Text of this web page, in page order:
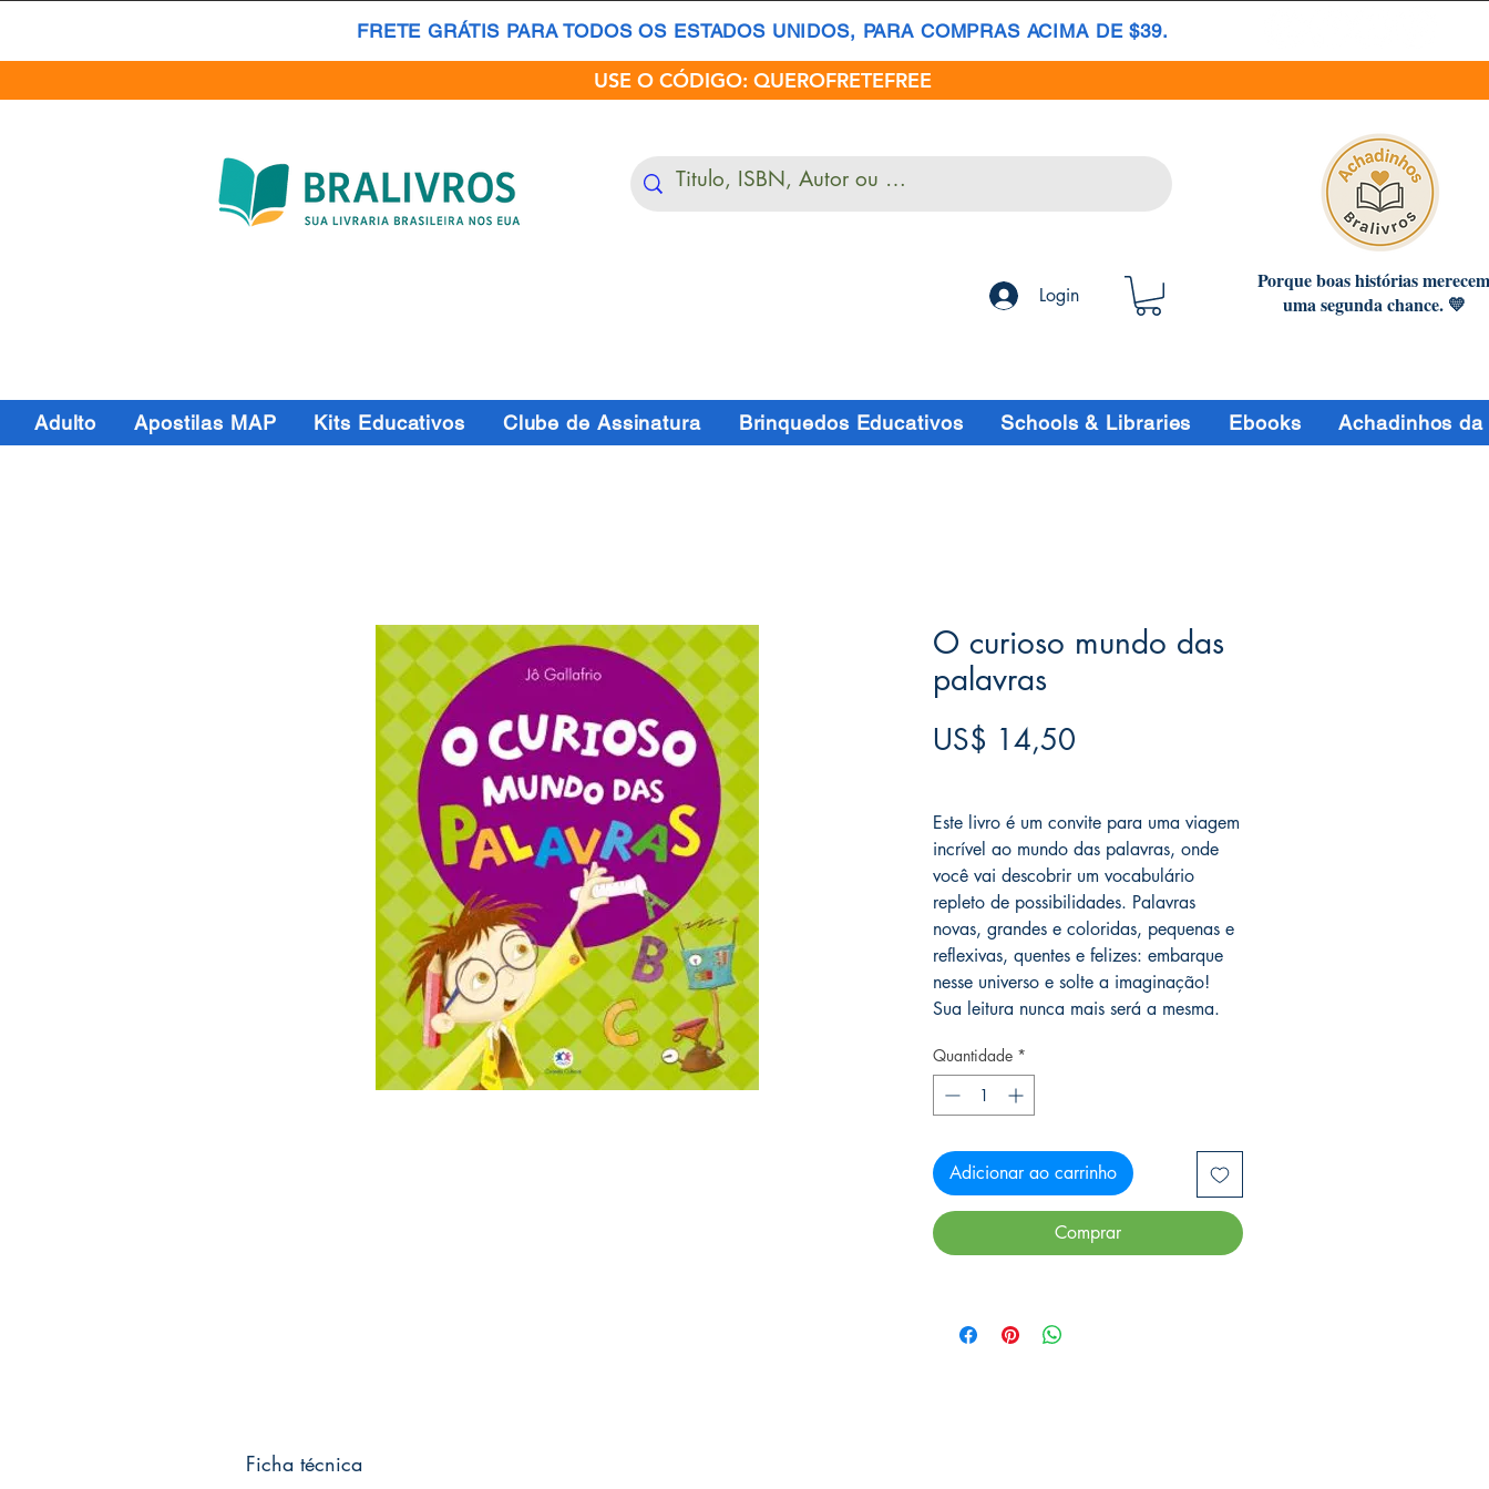
FRETE GRÁTIS PARA TODOS OS ESTADOS UNIDOS, PARA COMPRAS ACIMA DE $39.
USE O CÓDIGO: QUEROFRETEFREE
Login
Porque boas histórias merecem
uma segunda chance. 💛
Adulto Apostilas MAP Kits Educativos Clube de Assinatura Brinquedos Educativos Schools & Libraries Ebooks Achadinhos
O curioso mundo das
palavras
US$ 14,50
Este livro é um convite para uma viagem
incrível ao mundo das palavras, onde
você vai descobrir um vocabulário
repleto de possibilidades. Palavras
novas, grandes e coloridas, pequenas e
reflexivas, quentes e felizes: embarque
nesse universo e solte a imaginação!
Sua leitura nunca mais será a mesma.
Quantidade *
Adicionar ao carrinho
Comprar
Ficha técnica